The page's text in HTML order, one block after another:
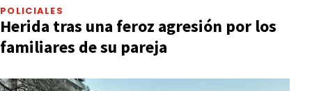
POLICIALES
Herida tras una feroz agresión por los
familiares de su pareja